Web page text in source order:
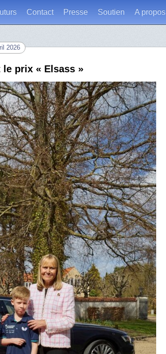
Contact Presse Soutien A propos
2026
le prix « Elsass »